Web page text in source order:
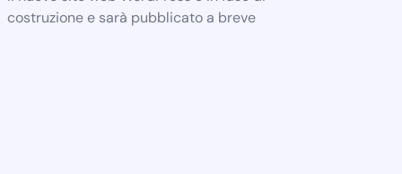
costruzione e sarà pubblicato a breve